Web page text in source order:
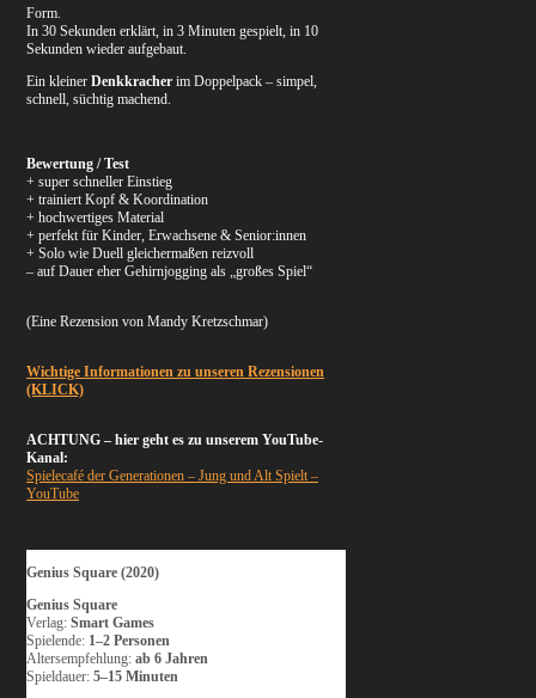
Form.
In 30 Sekunden erklärt, in 3 Minuten gespielt, in 10
Sekunden wieder aufgebaut.
Ein kleinerDenkkracher im Doppelpack – simpel,
schnell, süchtig machend.
Bewertung / Test
+ super schneller Einstieg
+ trainiert Kopf & Koordination
+ hochwertiges Material
+ perfekt für Kinder, Erwachsene & Senior:innen
+ Solo wie Duell gleichermaßen reizvoll
– auf Dauer eher Gehirnjogging als „großes Spiel“
(Eine Rezension von Mandy Kretzschmar)
Wichtige Informationen zu unseren Rezensionen
(KLICK)
ACHTUNG – hier geht es zu unserem YouTube-
Kanal:
Spielecafé der Generationen – Jung und Alt Spielt –
YouTube
Genius Square (2020)
Genius Square
Verlag:Smart Games
Spielende: 1–2 Personen
Altersempfehlung:ab 6 Jahren
Spieldauer:5–15 Minuten